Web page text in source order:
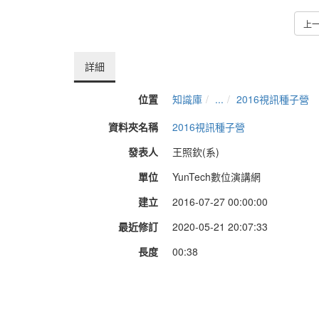
上
詳細
位置 知識庫 ...
2016視訊種子營
資料夾名稱
2016視訊種子營
發表人
王照欽(系)
單位
YunTech數位演講網
建立
2016-07-27 00:00:00
最近修訂
2020-05-21 20:07:33
長度
00:38